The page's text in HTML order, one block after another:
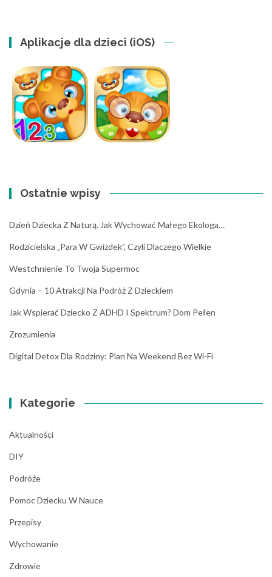
Aplikacje dla dzieci (iOS)
Ostatnie wpisy
Dzień Dziecka Z Naturą. Jak Wychować Małego Ekologa…
Rodzicielska „para W Gwizdek”, Czyli Dlaczego Wielkie
Westchnienie To Twoja Supermoc
Gdynia – 10 Atrakcji Na Podróż Z Dzieckiem
Jak Wspierać Dziecko Z ADHD I Spektrum? Dom Pełen
Zrozumienia
Digital Detox Dla Rodziny: Plan Na Weekend Bez Wi-Fi
Kategorie
Aktualności
DIY
Podróże
Pomoc Dziecku W Nauce
Przepisy
Wychowanie
Zdrowie